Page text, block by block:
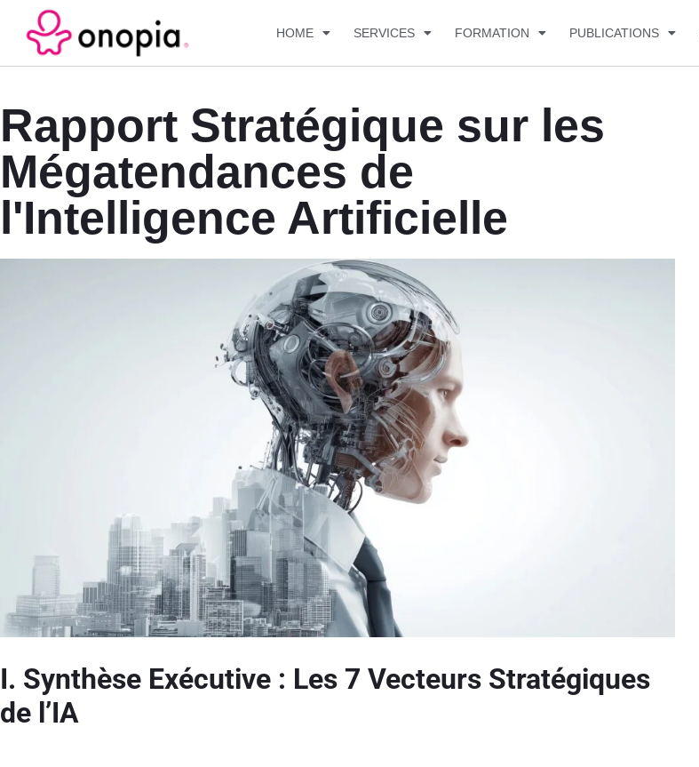
HOME SERVICES FORMATION PUBLICATIONS
Rapport Stratégique sur les
Mégatendances de
l'Intelligence Artificielle
I. Synthèse Exécutive : Les 7 Vecteurs Stratégiques
de l’IA